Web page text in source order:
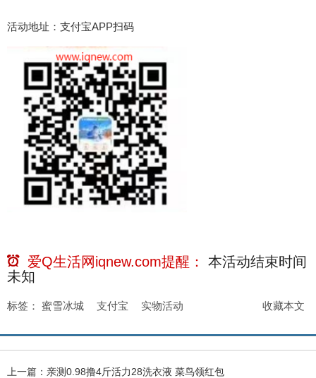
活动地址：支付宝APP扫码
爱Q生活网iqnew.com提醒：
本活动结束时间
未知
收藏本文
标签： 蜜雪冰城 支付宝 实物活动
上一篇： 亲测0.98撸4斤活力28洗衣液 菜鸟领红包